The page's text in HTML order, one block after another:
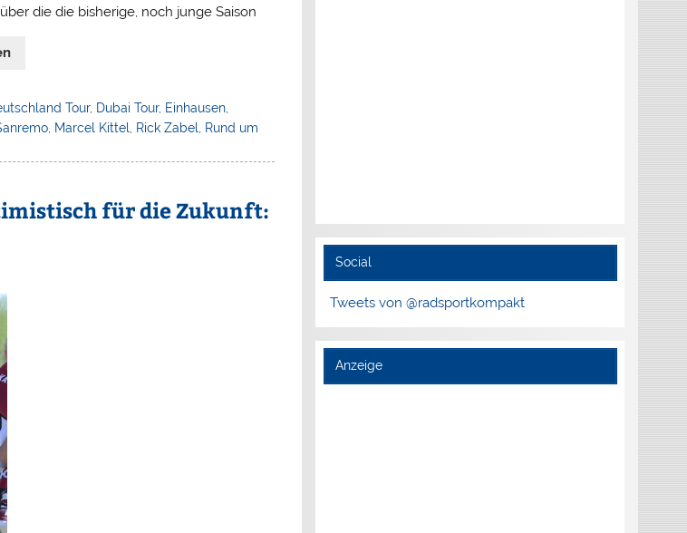
über die die bisherige, noch junge Saison
Tour, Dubai Tour, Einhausen,
Marcel Kittel Rick Zabel
Rund um
für die Zukunft:
Social
Tweets von @radsportkompakt
Anzeige